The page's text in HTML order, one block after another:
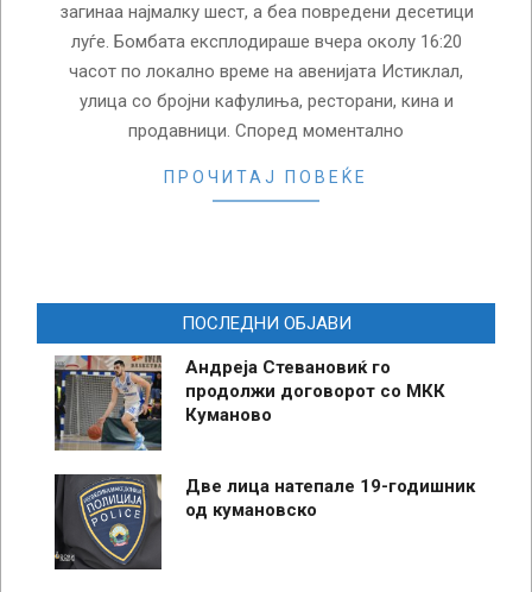
загинаа најмалку шест, а беа повредени десетици
луѓе. Бомбата експлодираше вчера околу 16:20
часот по локално време на авенијата Истиклал,
улица со бројни кафулиња, ресторани, кина и
продавници. Според моментално
ПРОЧИТАЈ ПОВЕЌЕ
ПОСЛЕДНИ ОБЈАВИ
Андреја Стевановиќ го
продолжи договорот со МКК
Куманово
Две лица натепале 19-годишник
од кумановско